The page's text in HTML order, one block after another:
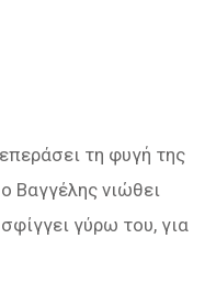
τη φυγή της
Βαγγέλης νιώθει
γύρω του, για